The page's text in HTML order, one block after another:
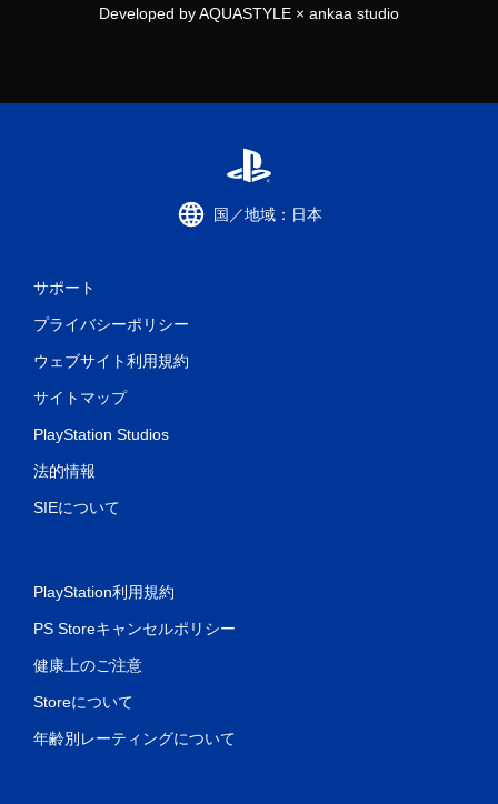
Developed by AQUASTYLE × ankaa studio
国／地域：日本
サポート
プライバシーポリシー
ウェブサイト利用規約
サイトマップ
PlayStation Studios
法的情報
SIEについて
PlayStation利用規約
PS Storeキャンセルポリシー
健康上のご注意
Storeについて
年齢別レーティングについて